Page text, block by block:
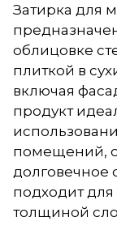
Затирка для
облицовке
плиткой в
включая
продукт
помещений,
долговечное
подходит
толщиной